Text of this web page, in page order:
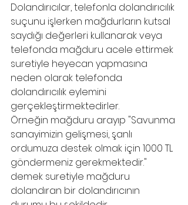
Dolandırıcılar, telefonla dolandırıcılık
suçunu işlerken mağdurların kutsal
saydığı değerleri kullanarak veya
telefonda mağduru acele ettirmek
suretiyle heyecan yapmasına
neden olarak telefonda
dolandırıcılık eylemini
gerçekleştirmektedirler.
Örneğin mağduru arayıp "Savunma
sanayimizin gelişmesi, şanlı
ordumuza destek olmak için 1000 TL
göndermeniz gerekmektedir."
demek suretiyle mağduru
dolandıran bir dolandırıcının